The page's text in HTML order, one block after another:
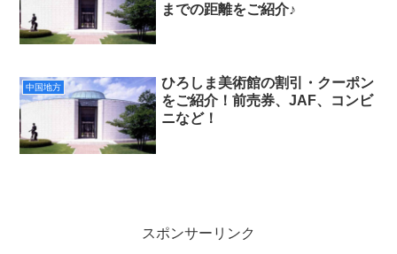
までの距離をご紹介♪
中国地方
ひろしま美術館の割引・クーポン
をご紹介！前売券、JAF、コンビ
ニなど！
スポンサーリンク